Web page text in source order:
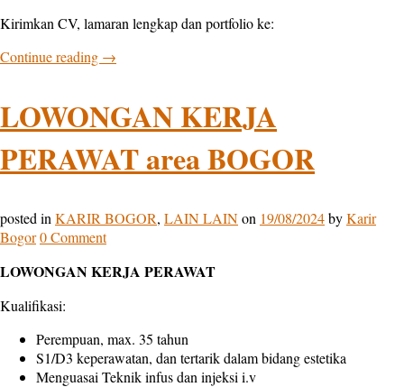
Kirimkan CV, lamaran lengkap dan portfolio ke:
Continue reading →
LOWONGAN KERJA
PERAWAT area BOGOR
posted in KARIR BOGOR, LAIN LAINon 19/08/2024byKarir
Bogor0 Comment
LOWONGAN KERJA PERAWAT
Kualifikasi:
Perempuan, max. 35 tahun
S1/D3 keperawatan, dan tertarik dalam bidang estetika
Menguasai Teknik infus dan injeksi i.v